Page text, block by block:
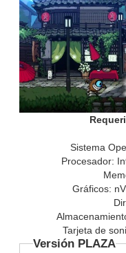
Sistema
Procesador:
Gráficos:
Tarjeta de
Versión PLAZA